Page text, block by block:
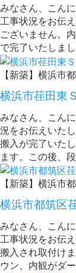
みなさん、こん
工事状況をお伝
ございません。
で完了いたしま
【新築】横浜市
横浜市荏田東
みなさん、こん
況をお伝えいた
搬入が完了いた
ます。この後、
【新築】横浜市
横浜市都筑区
みなさん、こん
工事状況をお伝
搬入され取付け
ウン、内観がダ